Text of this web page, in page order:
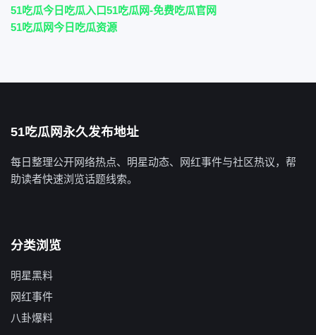
51吃瓜今日吃瓜入口51吃瓜网-免费吃瓜官网
51吃瓜网今日吃瓜资源
51吃瓜网永久发布地址
每日整理公开网络热点、明星动态、网红事件与社区热议，帮
助读者快速浏览话题线索。
分类浏览
明星黑料
网红事件
八卦爆料